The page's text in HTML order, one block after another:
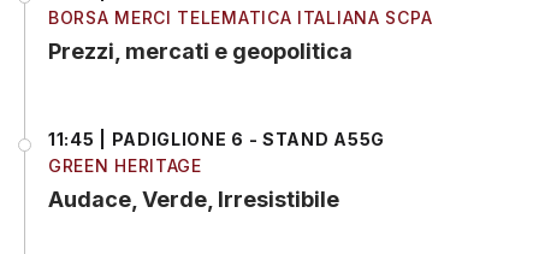
BORSA MERCI TELEMATICA ITALIANA SCPA
Prezzi, mercati e geopolitica
11:45 | PADIGLIONE 6 - STAND A55G
GREEN HERITAGE
Audace, Verde, Irresistibile